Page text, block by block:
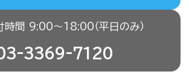
時間 9:00〜18:00（平日のみ）
3369-7120